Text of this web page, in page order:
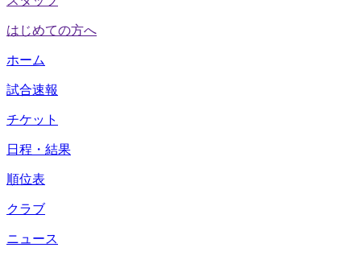
はじめての方へ
ホーム
試合速報
チケット
日程・結果
順位表
クラブ
ニュース